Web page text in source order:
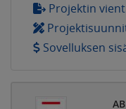
Projektin
Sovelluksen